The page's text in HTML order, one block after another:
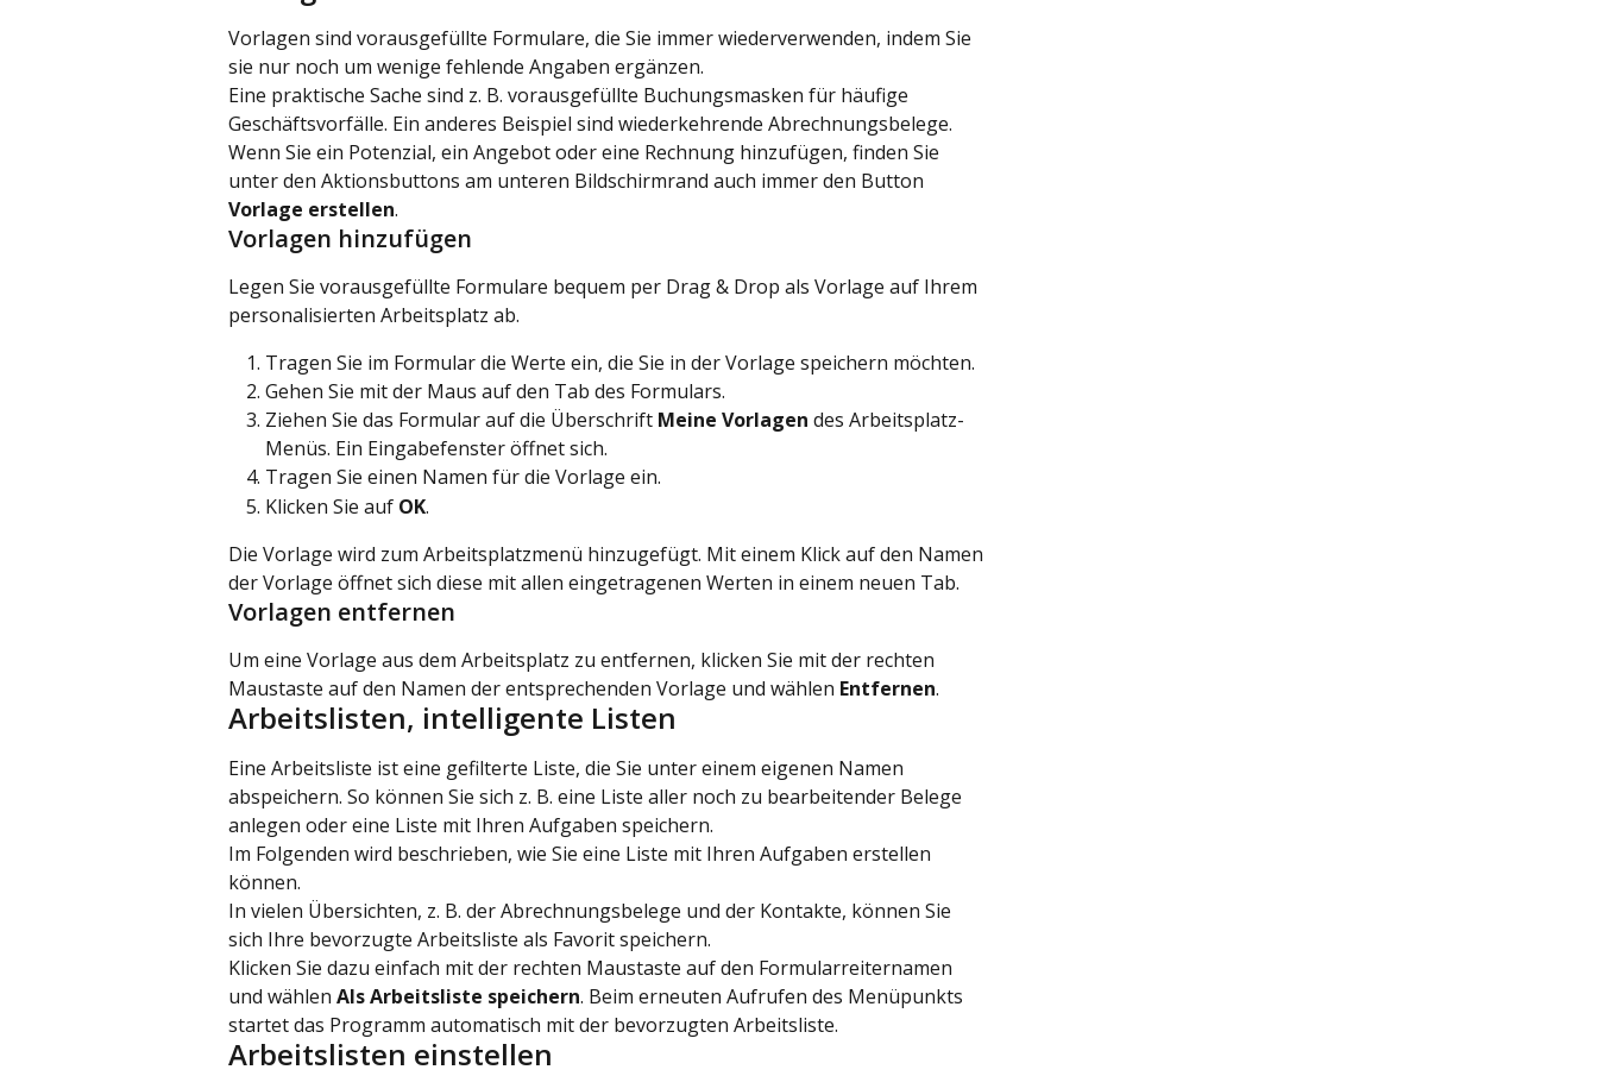
Vorlagen sind vorausgefüllte Formulare, die Sie immer wiederverwenden, indem Sie
sie nur noch um wenige fehlende Angaben ergänzen.
Eine praktische Sache sind z. B. vorausgefüllte Buchungsmasken für häufige
Geschäftsvorfälle. Ein anderes Beispiel sind wiederkehrende Abrechnungsbelege.
Wenn Sie ein Potenzial, ein Angebot oder eine Rechnung hinzufügen, finden Sie
unter den Aktionsbuttons am unteren Bildschirmrand auch immer den Button
Vorlage erstellen.
Vorlagen hinzufügen
Legen Sie vorausgefüllte Formulare bequem per Drag & Drop als Vorlage auf Ihrem
personalisierten Arbeitsplatz ab.
Tragen Sie im Formular die Werte ein, die Sie in der Vorlage speichern möchten.
Gehen Sie mit der Maus auf den Tab des Formulars.
Ziehen Sie das Formular auf die Überschrift Meine Vorlagen des Arbeitsplatz-
Menüs. Ein Eingabefenster öffnet sich.
Tragen Sie einen Namen für die Vorlage ein.
Klicken Sie auf OK.
Die Vorlage wird zum Arbeitsplatzmenü hinzugefügt. Mit einem Klick auf den Namen
der Vorlage öffnet sich diese mit allen eingetragenen Werten in einem neuen Tab.
Vorlagen entfernen
Um eine Vorlage aus dem Arbeitsplatz zu entfernen, klicken Sie mit der rechten
Maustaste auf den Namen der entsprechenden Vorlage und wählen Entfernen.
Arbeitslisten, intelligente Listen
Eine Arbeitsliste ist eine gefilterte Liste, die Sie unter einem eigenen Namen
abspeichern. So können Sie sich z. B. eine Liste aller noch zu bearbeitender Belege
anlegen oder eine Liste mit Ihren Aufgaben speichern.
Im Folgenden wird beschrieben, wie Sie eine Liste mit Ihren Aufgaben erstellen
können.
In vielen Übersichten, z. B. der Abrechnungsbelege und der Kontakte, können Sie
sich Ihre bevorzugte Arbeitsliste als Favorit speichern.
Klicken Sie dazu einfach mit der rechten Maustaste auf den Formularreiternamen
und wählen Als Arbeitsliste speichern. Beim erneuten Aufrufen des Menüpunkts
startet das Programm automatisch mit der bevorzugten Arbeitsliste.
Arbeitslisten einstellen